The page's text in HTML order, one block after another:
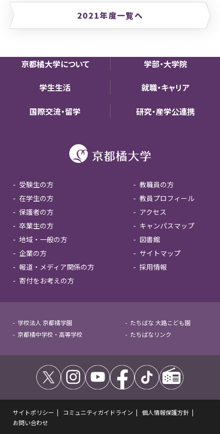
2021年度一覧へ
京都橘大学について 学部・大学院
学生生活 就職・キャリア
国際交流・留学 研究・産学公連携
受験生の方
在学生の方
保護者の方
卒業生の方
地域・一般の方
企業の方
報道・メディア関係の方
寄付をお考えの方
教職員の方
教員プロフィール
アクセス
キャンパスマップ
図書館
サイトマップ
採用情報
学校法人 京都橘学園
京都橘中学校・高等学校
たちばな 大路こども園
たちばなリンク
サイトポリシー コミュニティガイドライン
個人情報保護方針
お問い合わせ